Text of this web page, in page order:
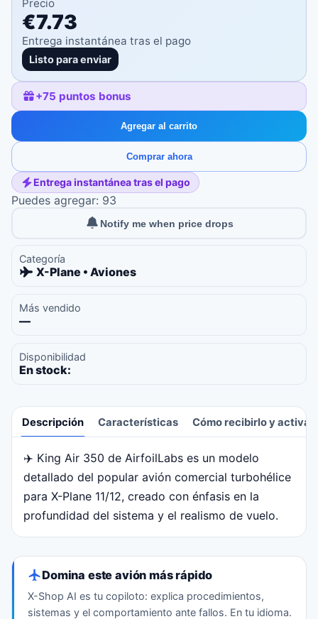
Precio
€7.73
Entrega instantánea tras el pago
Listo para enviar
+75 puntos bonus
Agregar al carrito
Comprar ahora
Entrega instantánea tras el pago
Puedes agregar: 93
Notify me when price drops
Categoría
X-Plane • Aviones
Más vendido
—
Disponibilidad
En stock:
Descripción Características Cómo recibirlo y
Descripción
✈️ King Air 350 de AirfoilLabs es un modelo
detallado del popular avión comercial turbohélice
para X-Plane 11/12, creado con énfasis en la
profundidad del sistema y el realismo de vuelo.
Domina este avión más rápido
X-Shop AI es tu copiloto: explica procedimientos,
sistemas y el comportamiento ante fallos. En tu idioma.